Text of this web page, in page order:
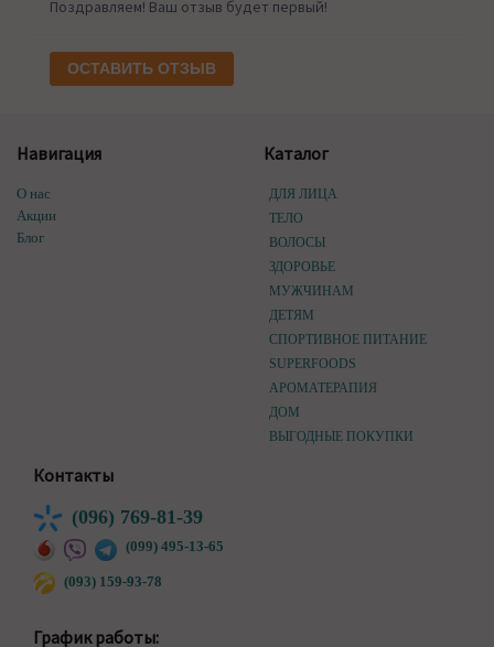
Поздравляем! Ваш отзыв будет первый!
ОСТАВИТЬ ОТЗЫВ
Навигация
О нас
Акции
Блог
Каталог
ДЛЯ ЛИЦА
ТЕЛО
ВОЛОСЫ
ЗДОРОВЬЕ
МУЖЧИНАМ
ДЕТЯМ
СПОРТИВНОЕ ПИТАНИЕ
SUPERFOODS
АРОМАТЕРАПИЯ
ДОМ
ВЫГОДНЫЕ ПОКУПКИ
Контакты
(096) 769-81-39
(099) 495-13-65
(093) 159-93-78
График работы: